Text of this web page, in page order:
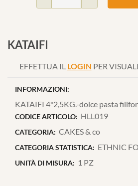
KATAIFI
EFFETTUA IL LOGIN PER
INFORMAZIONI:
KATAIFI 4*2,5KG.-dolce pasta
CODICE ARTICOLO: HLL019
CATEGORIA: CAKES & co
CATEGORIA STATISTICA: ETHNIC
UNITÀ DI MISURA: 1 PZ